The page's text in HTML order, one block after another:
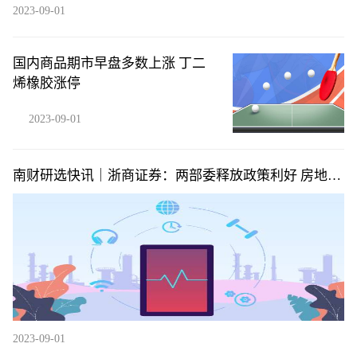
2023-09-01
国内商品期市早盘多数上涨 丁二
烯橡胶涨停
2023-09-01
南财研选快讯｜浙商证券：两部委释放政策利好 房地产
着力提振需求
2023-09-01